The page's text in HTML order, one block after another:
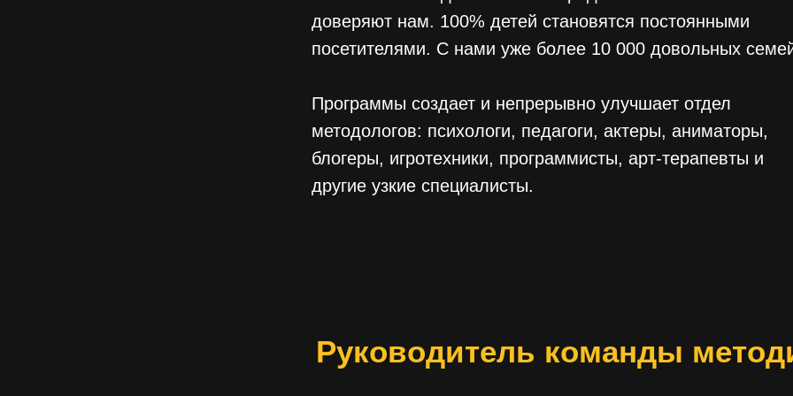
доверяют нам. 100% детей становятся постоянными
посетителями. С нами уже более 10 000 довольных
Программы создает и непрерывно улучшает отдел
методологов: психологи, педагоги, актеры, аниматоры,
блогеры, игротехники, программисты, арт-терапевты и
другие узкие специалисты.
Руководитель команды